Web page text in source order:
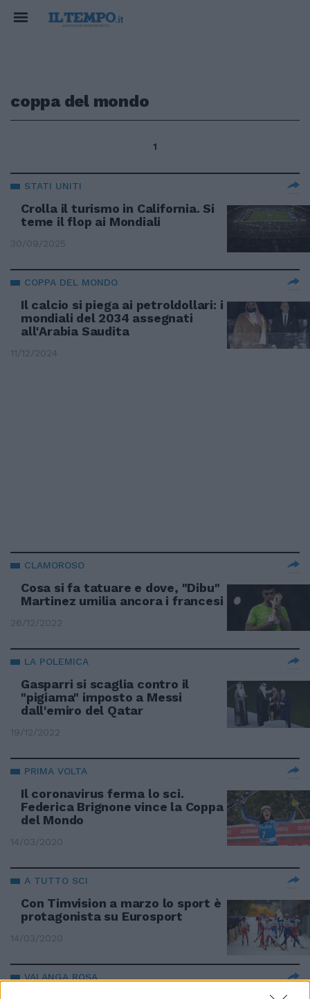
coppa del mondo
1
STATI UNITI
Crolla il turismo in California. Si
teme il flop ai Mondiali
30/09/2025
COPPA DEL MONDO
Il calcio si piega ai petroldollari: i
mondiali del 2034 assegnati
all'Arabia Saudita
11/12/2024
CLAMOROSO
Cosa si fa tatuare e dove, "Dibu"
Martinez umilia ancora i francesi
26/12/2022
LA POLEMICA
Gasparri si scaglia contro il
"pigiama" imposto a Messi
dall'emiro del Qatar
19/12/2022
PRIMA VOLTA
Il coronavirus ferma lo sci.
Federica Brignone vince la Coppa
del Mondo
14/03/2020
A TUTTO SCI
Con Timvision a marzo lo sport è
protagonista su Eurosport
14/03/2020
VALANGA ROSA